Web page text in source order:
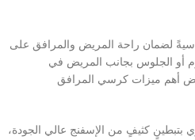
لضمان راحة المريض والمرافق على
أو الجلوس بجانب المريض في
أهم ميزات كرسي المرافق
بتبطينٍ كثيفٍ من الإسفنج عالي الجودة،